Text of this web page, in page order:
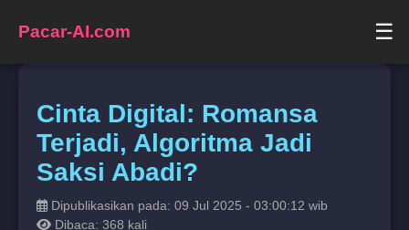
Pacar-AI.com ☰
Cinta Digital: Romansa
Terjadi, Algoritma Jadi
Saksi Abadi?
Dipublikasikan pada: 09 Jul 2025 - 03:00:12 wib
Dibaca: 368 kali